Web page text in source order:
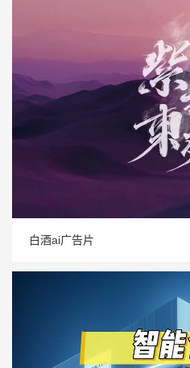
白酒ai广告片
白酒ai广告片